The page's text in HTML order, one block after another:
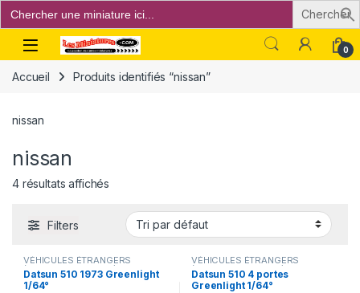
Search
for:
Open 0
Accueil Produits identifiés “nissan”
nissan
nissan
4 résultats affichés
Filters
VÉHICULES ÉTRANGERS
(voitures,camions ...)
Datsun 510 1973 Greenlight
1/64°
VÉHICULES ÉTRANGERS
(voitures,camions ...)
Datsun 510 4 portes
Greenlight 1/64°